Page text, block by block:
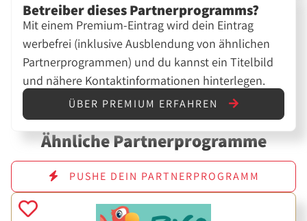
Betreiber dieses Partnerprogramms?
Mit einem Premium-Eintrag wird dein Eintrag
werbefrei (inklusive Ausblendung von ähnlichen
Partnerprogrammen) und du kannst ein Titelbild
und nähere Kontaktinformationen hinterlegen.
ÜBER PREMIUM ERFAHREN
Ähnliche Partnerprogramme
PUSHE DEIN PARTNERPROGRAMM